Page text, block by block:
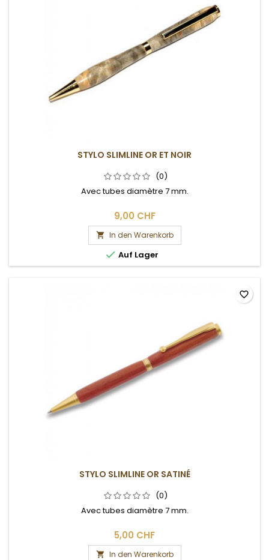
STYLO SLIMLINE OR ET NOIR
(0)
Avec tubes diamètre 7 mm.
9,00 CHF
 In den Warenkorb
 Auf Lager
STYLO SLIMLINE OR SATINÉ
(0)
Avec tubes diamètre 7 mm.
5,00 CHF
 In den Warenkorb
favorite_border